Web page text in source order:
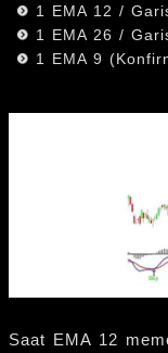
1 EMA 12 /
1 EMA 26 /
1 EMA 9
Saat EMA 12